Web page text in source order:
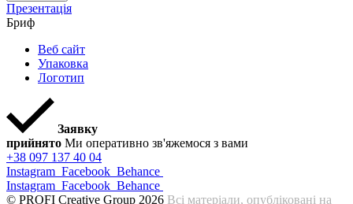
Презентація
Бриф
Веб сайт
Упаковка
Логотип
Заявку
прийнято Ми оперативно зв'яжемося з вами
+38 097 137 40 04
Instagram Facebook Behance
Instagram Facebook Behance
© PROFI Creative Group 2026 Всі матеріали, опубліковані на